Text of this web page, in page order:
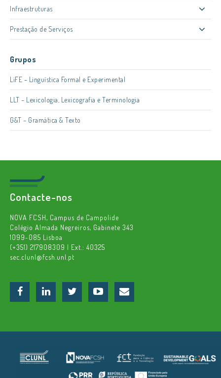
Infraestruturas
Prestação de Serviços
Grupos
LiFE – Linguística Formal e Experimental
LLT – Lexicologia, Lexicografia e Terminologia
G&T – Gramática & Texto
Contacte-nos
NOVA FCSH, Campus de Campolide
Colégio Almada Negreiros, Gabinete 343
1099-085 Lisboa
(+351) 217908309 | Ext.: 40325
sec.clunl@fcsh.unl.pt